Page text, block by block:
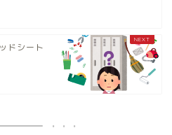
ドシート